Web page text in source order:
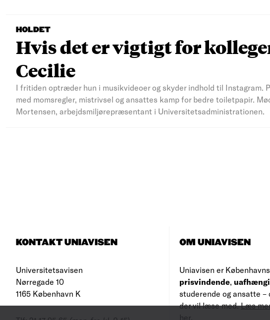
HOLDET
Hvis det er vigtigt for
Cecilie
I fritiden optræder hun i musikvideoer og skyder indhold til Instagram.
med momsregler, mistrivsel og ansattes kamp for bedre toiletpapir.
Mortensen, arbejdsmiljørepræsentant i Universitetsadministrationen.
KONTAKT UNIAVISEN
Universitetsavisen
Nørregade 10
1165 København K
OM UNIAVISEN
Uniavisen er
prisvindende,
studerende og ansatte –
der vil læse med.Læs
her